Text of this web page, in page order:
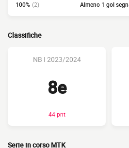
100% (2) Almeno 1 gol
Classifiche
NB I 2023/2024
8e
44 pnt
Serie in corso MTK